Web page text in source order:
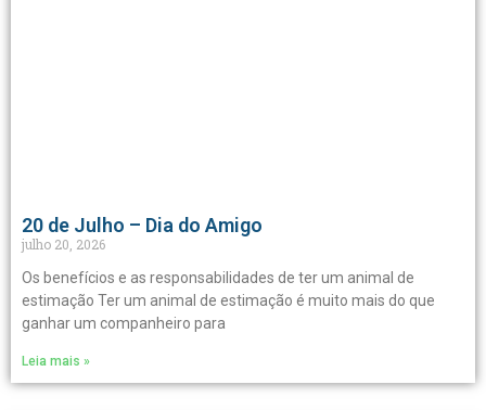
20 de Julho – Dia do Amigo
julho 20, 2026
Os benefícios e as responsabilidades de ter um animal de
estimação Ter um animal de estimação é muito mais do que
ganhar um companheiro para
Leia mais »